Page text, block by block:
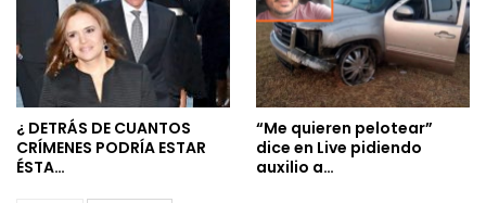
¿ DETRÁS DE CUANTOS
CRÍMENES PODRÍA ESTAR
ÉSTA…
“Me quieren pelotear”
dice en Live pidiendo
auxilio a…